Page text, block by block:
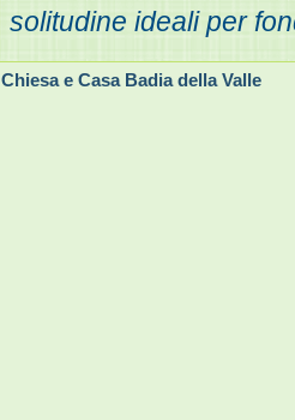
solitudine ideali per
Chiesa e Casa Badia della Valle